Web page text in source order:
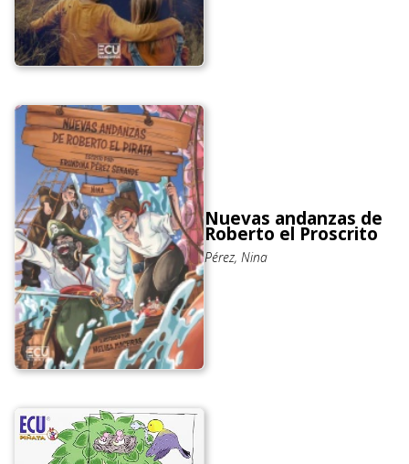
Nuevas andanzas de
Roberto el Proscrito
Pérez, Nina